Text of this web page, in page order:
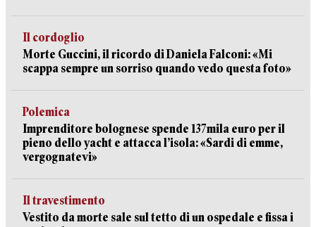
Il cordoglio
Morte Guccini, il ricordo di Daniela Falconi: «Mi
scappa sempre un sorriso quando vedo questa foto»
Polemica
Imprenditore bolognese spende 137mila euro per il
pieno dello yacht e attacca l’isola: «Sardi di emme,
vergognatevi»
Il travestimento
Vestito da morte sale sul tetto di un ospedale e fissa i